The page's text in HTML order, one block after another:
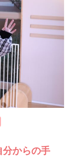
分からの手